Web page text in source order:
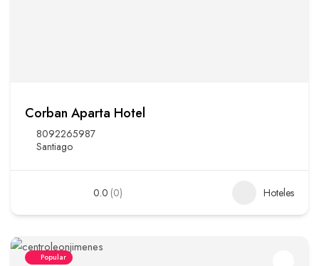
Corban Aparta Hotel
8092265987
Santiago
0.0 (0) Hoteles
Popular